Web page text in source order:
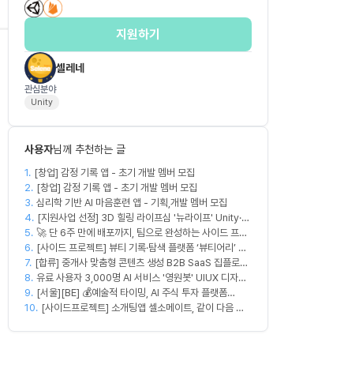
지원하기
셀레네
관심분야
Unity
사용자님께 추천하는 글
1. [창업] 감정 기록 앱 - 초기 개발 멤버 모집
2. [창업] 감정 기록 앱 - 초기 개발 멤버 모집
3. 심리학 기반 AI 마음훈련 앱 - 기획,개발 멤버 모집
4. [지원사업 선정] 3D 힐링 라이프심 '뉴라이프' Unity·서
버 개발자 모집 🎮
5. 🚀 단 6주 만에 배포까지, 팀으로 완성하는 사이드 프로
젝트 [스위프 웹 15기] 🚀
6. [사이드 프로젝트] 뷰티 기록·탐색 플랫폼 ‘뷰티어리’ 디
자이너·프론트엔드·백엔드 팀원을 모집합니다
7. [합류] 중개사 맞춤형 콘텐츠 생성 B2B SaaS 집플로우
과 함께 하실 멤버를 모집합니다!
8. 유료 사용자 3,000명 AI 서비스 '영원봇' UIUX 디자인
팀원 모집
9. [서울][BE] 💰예술적 타이밍, AI 주식 투자 플랫폼
(Spring)
10. [사이드프로젝트] 소개팅앱 셀소메이트, 같이 다음 방